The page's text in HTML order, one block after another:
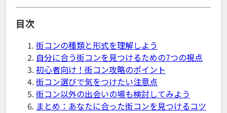
目次
街コンの種類と形式を理解しよう
自分に合う街コンを見つけるための7つの視点
初心者向け！街コン攻略のポイント
街コン選びで気をつけたい注意点
街コン以外の出会いの場も検討してみよう
まとめ：あなたに合った街コンを見つけるコツ